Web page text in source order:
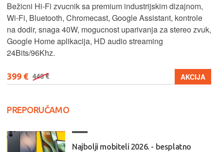
Bežicni Hi-Fi zvucnik sa premium industrijskim dizajnom,
Wi-Fi, Bluetooth, Chromecast, Google Assistant, kontrole
na dodir, snaga 40W, mogucnost uparivanja za stereo zvuk,
Google Home aplikacija, HD audio streaming
24Bits/96Khz.
399 € 448 € AKCIJA
PREPORUČAMO
Najbolji mobiteli 2026. - besplatno